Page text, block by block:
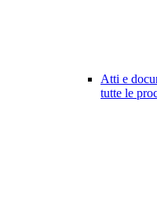
Atti e
tutte le